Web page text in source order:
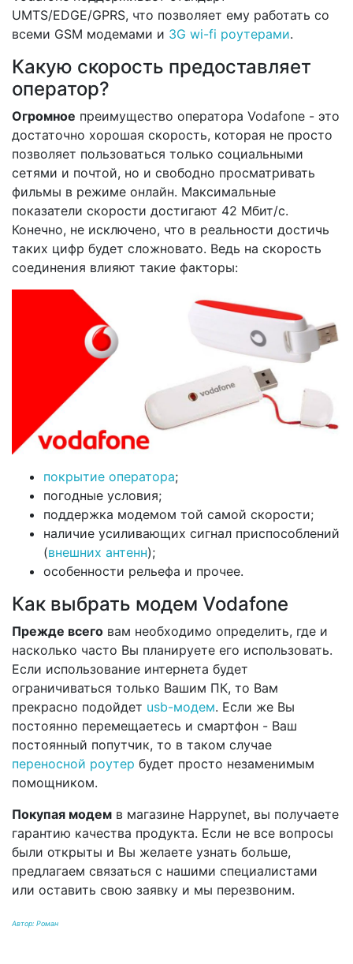
UMTS/EDGE/GPRS, что позволяет ему работать со
всеми GSM модемами и 3G wi-fi роутерами.
Какую скорость предоставляет
оператор?
Огромное преимущество оператора Vodafone - это
достаточно хорошая скорость, которая не просто
позволяет пользоваться только социальными
сетями и почтой, но и свободно просматривать
фильмы в режиме онлайн. Максимальные
показатели скорости достигают 42 Мбит/с.
Конечно, не исключено, что в реальности достичь
таких цифр будет сложновато. Ведь на скорость
соединения влияют такие факторы:
покрытие оператора;
погодные условия;
поддержка модемом той самой скорости;
наличие усиливающих сигнал приспособлений
(внешних антенн);
особенности рельефа и прочее.
Как выбрать модем Vodafone
Прежде всего вам необходимо определить, где и
насколько часто Вы планируете его использовать.
Если использование интернета будет
ограничиваться только Вашим ПК, то Вам
прекрасно подойдет usb-модем. Если же Вы
постоянно перемещаетесь и смартфон - Ваш
постоянный попутчик, то в таком случае
переносной роутер будет просто незаменимым
помощником.
Покупая модем в магазине Happynet, вы получаете
гарантию качества продукта. Если не все вопросы
были открыты и Вы желаете узнать больше,
предлагаем связаться с нашими специалистами
или оставить свою заявку и мы перезвоним.
Автор: Роман